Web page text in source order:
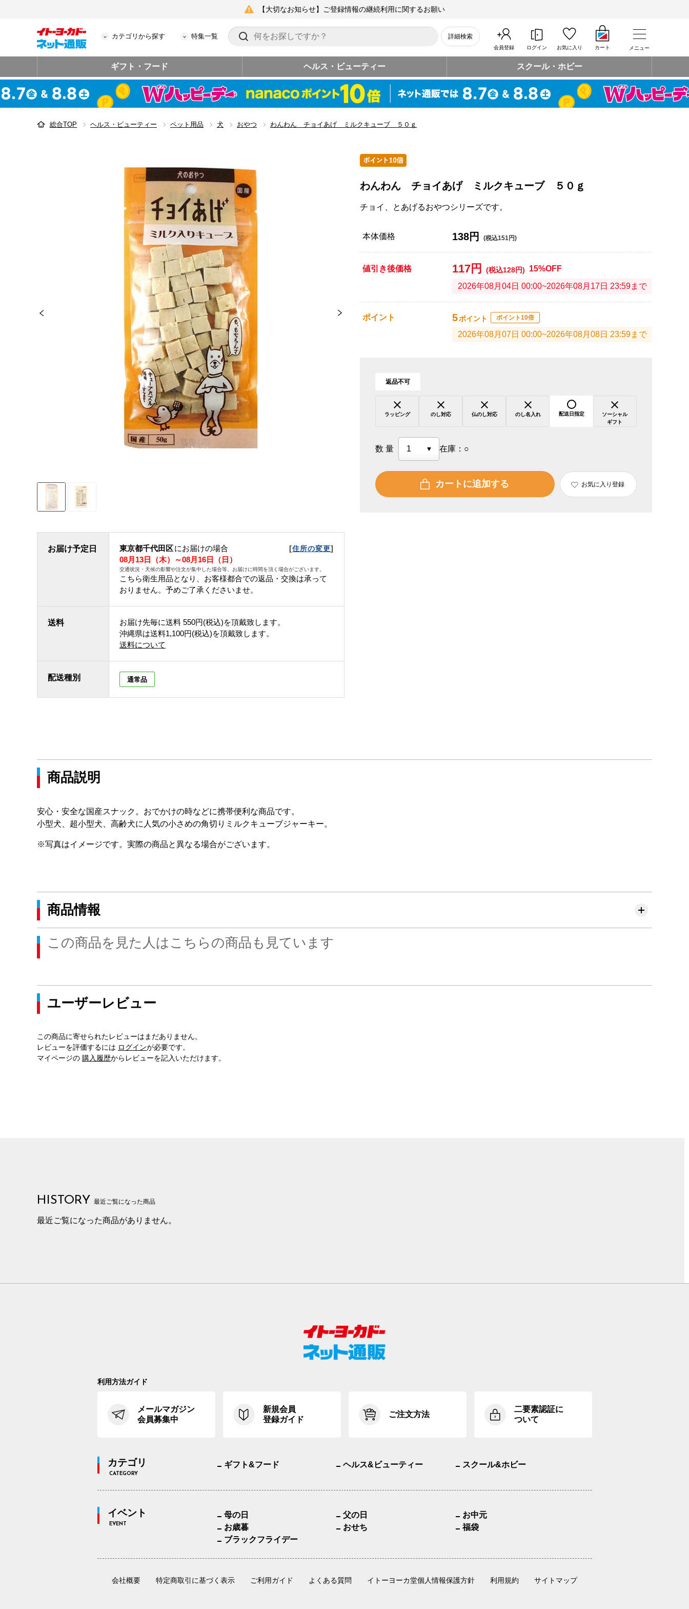
【大切なお知らせ】ご登録情報の継続利用に関するお願い
カテゴリから探す 特集一覧 詳細検索
会員登録 ログイン お気に入り カート メニュー
ギフト・フード ヘルス・ビューティー スクール・ホビー
総合TOP ヘルス・ビューティー ペット用品 犬 おやつ わんわん チョイあげ ミルクキューブ ５０ｇ
お届け予定日 東京都千代田区にお届けの場合 [住所の変更]
08月13日（木）～08月16日（日）
交通状況・天候の影響や注文が集中した場合等、お届けに時間を頂く場合がございます。
こちら衛生用品となり、お客様都合での返品・交換は承って
おりません。予めご了承くださいませ。
送料 お届け先毎に送料 550円(税込)を頂戴致します。
沖縄県は送料1,100円(税込)を頂戴致します。
送料について
配送種別 通常品
わんわん チョイあげ ミルクキューブ ５０ｇ
チョイ、とあげるおやつシリーズです。
本体価格 138円 (税込151円)
値引き後価格 117円 (税込128円) 15%OFF
2026年08月04日 00:00~2026年08月17日 23:59まで
ポイント 5ポイント ポイント10倍
2026年08月07日 00:00~2026年08月08日 23:59まで
返品不可
ラッピング のし対応 仏のし対応 のし名入れ 配送日指定
ソーシャル
ギフト
数量 在庫： ○
カートに追加する お気に入り登録
商品説明
安心・安全な国産スナック。おでかけの時などに携帯便利な商品です。
小型犬、超小型犬、高齢犬に人気の小さめの角切りミルクキューブジャーキー。
※写真はイメージです。実際の商品と異なる場合がございます。
商品情報
この商品を見た人はこちらの商品も見ています
ユーザーレビュー
この商品に寄せられたレビューはまだありません。
レビューを評価するには ログインが必要です。
マイページの 購入履歴からレビューを記入いただけます。
HISTORY 最近ご覧になった商品
最近ご覧になった商品がありません。
利用方法ガイド
メールマガジン
会員募集中
新規会員
登録ガイド
ご注文方法
二要素認証に
ついて
カテゴリ
CATEGORY
ギフト&フード ヘルス&ビューティー スクール&ホビー
イベント
EVENT
母の日 父の日
お中元
お歳暮
おせち
福袋
ブラックフライデー
会社概要 特定商取引に基づく表示 ご利用ガイド よくある質問 イトーヨーカ堂個人情報保護方針 利用規約 サイトマップ